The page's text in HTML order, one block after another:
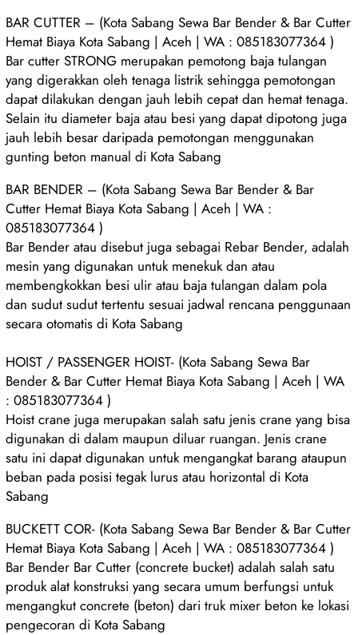
BAR CUTTER – (Kota Sabang Sewa Bar Bender & Bar Cutter
Hemat Biaya Kota Sabang | Aceh | WA : 085183077364 )
Bar cutter STRONG merupakan pemotong baja tulangan
yang digerakkan oleh tenaga listrik sehingga pemotongan
dapat dilakukan dengan jauh lebih cepat dan hemat tenaga.
Selain itu diameter baja atau besi yang dapat dipotong juga
jauh lebih besar daripada pemotongan menggunakan
gunting beton manual di Kota Sabang
BAR BENDER – (Kota Sabang Sewa Bar Bender & Bar
Cutter Hemat Biaya Kota Sabang | Aceh | WA :
085183077364 )
Bar Bender atau disebut juga sebagai Rebar Bender, adalah
mesin yang digunakan untuk menekuk dan atau
membengkokkan besi ulir atau baja tulangan dalam pola
dan sudut sudut tertentu sesuai jadwal rencana penggunaan
secara otomatis di Kota Sabang
HOIST / PASSENGER HOIST- (Kota Sabang Sewa Bar
Bender & Bar Cutter Hemat Biaya Kota Sabang | Aceh | WA
: 085183077364 )
Hoist crane juga merupakan salah satu jenis crane yang bisa
digunakan di dalam maupun diluar ruangan. Jenis crane
satu ini dapat digunakan untuk mengangkat barang ataupun
beban pada posisi tegak lurus atau horizontal di Kota
Sabang
BUCKETT COR- (Kota Sabang Sewa Bar Bender & Bar Cutter
Hemat Biaya Kota Sabang | Aceh | WA : 085183077364 )
Bar Bender Bar Cutter (concrete bucket) adalah salah satu
produk alat konstruksi yang secara umum berfungsi untuk
mengangkut concrete (beton) dari truk mixer beton ke lokasi
pengecoran di Kota Sabang